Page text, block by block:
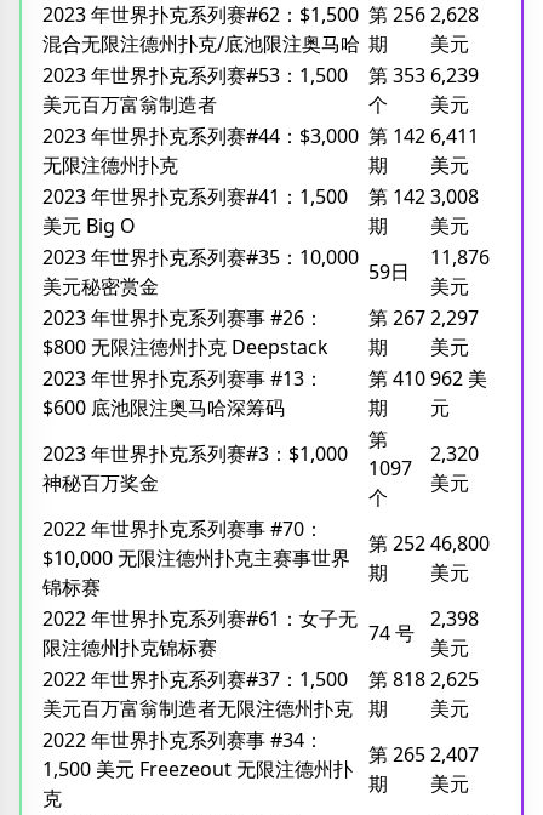
2023 年世界扑克系列赛#62：$1,500
混合无限注德州扑克/底池限注奥马哈
第 256
期
2,628
美元
2023 年世界扑克系列赛#53：1,500
美元百万富翁制造者
第 353
个
6,239
美元
2023 年世界扑克系列赛#44：$3,000
无限注德州扑克
第 142
期
6,411
美元
2023 年世界扑克系列赛#41：1,500
美元 Big O
第 142
期
3,008
美元
2023 年世界扑克系列赛#35：10,000
美元秘密赏金
59日
11,876
美元
2023 年世界扑克系列赛事 #26：
$800 无限注德州扑克 Deepstack
第 267
期
2,297
美元
2023 年世界扑克系列赛事 #13：
$600 底池限注奥马哈深筹码
第 410
期
962 美
元
2023 年世界扑克系列赛#3：$1,000
神秘百万奖金
第
1097
个
2,320
美元
2022 年世界扑克系列赛事 #70：
$10,000 无限注德州扑克主赛事世界
锦标赛
第 252
期
46,800
美元
2022 年世界扑克系列赛#61：女子无
限注德州扑克锦标赛
74 号
2,398
美元
2022 年世界扑克系列赛#37：1,500
美元百万富翁制造者无限注德州扑克
第 818
期
2,625
美元
2022 年世界扑克系列赛事 #34：
1,500 美元 Freezeout 无限注德州扑
克
第 265
期
2,407
美元